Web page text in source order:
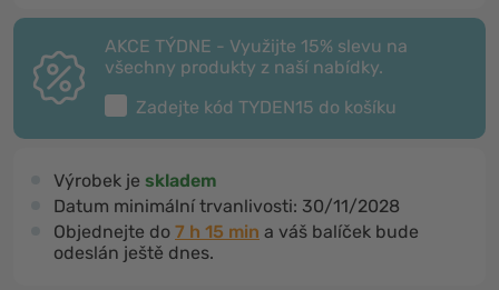
AKCE TÝDNE - Využijte 15% slevu na
všechny produkty z naší nabídky.
Zadejte kód TYDEN15 do košíku
Výrobek je skladem
Datum minimální trvanlivosti: 30/11/2028
Objednejte do 7 h 15 min a váš balíček bude
odeslán ještě dnes.